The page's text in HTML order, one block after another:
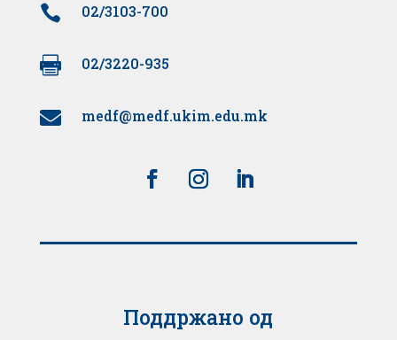
 02/3103-700
 02/3220-935
 medf@medf.ukim.edu.mk
Поддржано од